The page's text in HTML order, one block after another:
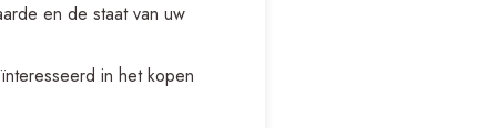
en de staat van uw
in het kopen